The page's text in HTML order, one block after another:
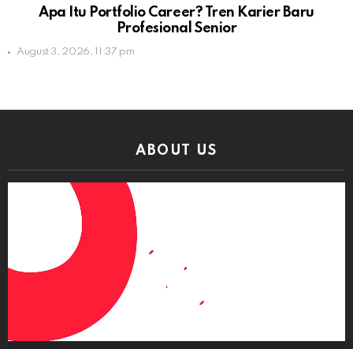
Apa Itu Portfolio Career? Tren Karier Baru
Profesional Senior
August 3, 2026, 11:37 pm
ABOUT US